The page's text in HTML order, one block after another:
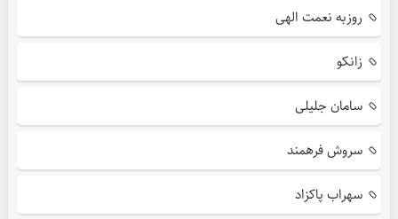
روزبه نعمت الهی
زانکو
سامان جلیلی
سروش فرهمند
سهراب پاکزاد